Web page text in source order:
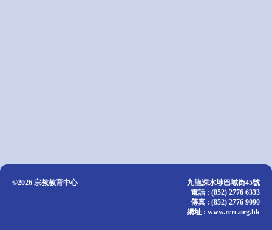
©2026 宗教教育中心
九龍深水埗巴域街45號
電話 : (852) 2776 6333
傳真 : (852) 2776 9090
網址 : www.rerc.org.hk